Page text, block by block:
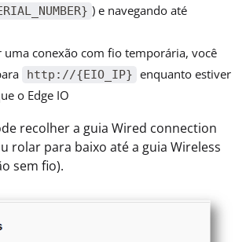
) e navegando até
uma conexão com fio temporária, você
http://{EIO_IP} enquanto estiver
o Edge IO
recolher a guia Wired connection
rolar para baixo até a guia Wireless
sem fio).